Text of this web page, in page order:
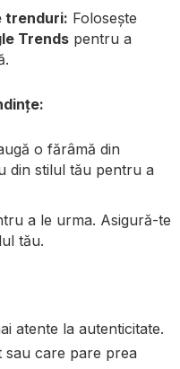
trenduri: Folosește
Trendspentru a
o fărâmă din
din stilul tău pentru a
a le urma. Asigură-te
tău.
atente la autenticitate.
care pare prea